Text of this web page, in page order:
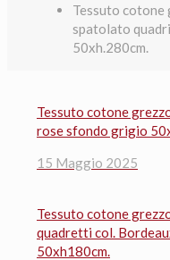
Tessuto cotone
spatolato
50xh.280cm.
Tessuto cotone
rose sfondo grigio
15 Maggio 2025
Tessuto cotone
quadretti col.
50xh180cm.